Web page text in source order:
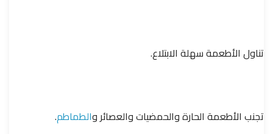
تناول الأطعمة سهلة الابتلاع.
تجنب الأطعمة الحارة والحمضيات والعصائر والطماطم.